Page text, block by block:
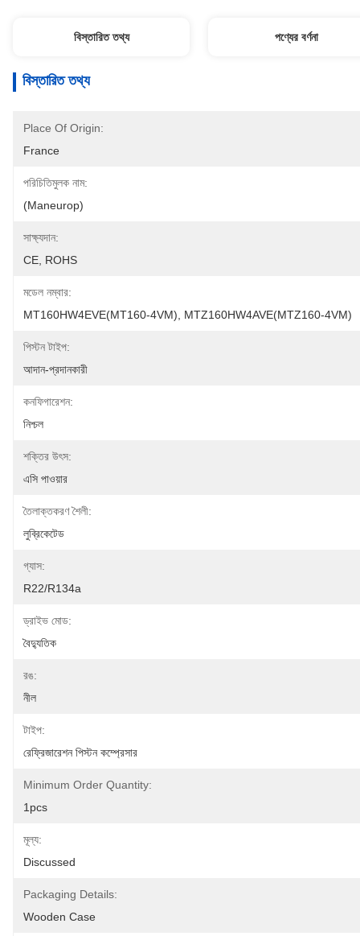
বিস্তারিত তথ্য পণ্যের বর্ণনা
বিস্তারিত তথ্য
Place Of Origin:
France
পরিচিতিমুলক নাম:
(Maneurop)
সাক্ষ্যদান:
CE, ROHS
মডেল নম্বার:
MT160HW4EVE(MT160-4VM), MTZ160HW4AVE(MTZ160-4VM)
পিস্টন টাইপ:
আদান-প্রদানকারী
কনফিগারেশন:
নিশ্চল
শক্তির উৎস:
এসি পাওয়ার
তৈলাক্তকরণ শৈলী:
লুব্রিকেটেড
গ্যাস:
R22/R134a
ড্রাইভ মোড:
বৈদ্যুতিক
রঙ:
নীল
টাইপ:
রেফ্রিজারেশন পিস্টন কম্প্রেসার
Minimum Order Quantity:
1pcs
মূল্য:
Discussed
Packaging Details:
Wooden Case